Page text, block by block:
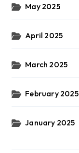
May 2025
April 2025
March 2025
February 2025
January 2025